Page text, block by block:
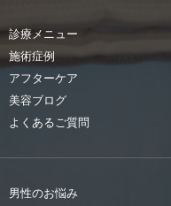
診療メニュー
施術症例
アフターケア
美容ブログ
よくあるご質問
男性のお悩み